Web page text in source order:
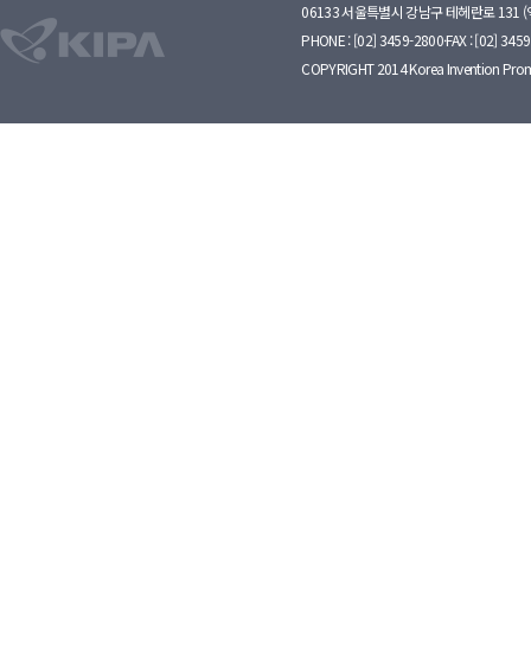
06133 서울특별시 강남구 테헤란로 131 (
PHONE : [02] 3459-2800·FAX : [02]
COPYRIGHT 2014 Korea Invention